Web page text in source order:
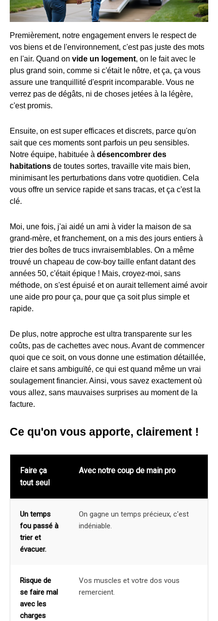
Premièrement, notre engagement envers le respect de
vos biens et de l'environnement, c'est pas juste des mots
en l'air. Quand on vide un logement, on le fait avec le
plus grand soin, comme si c'était le nôtre, et ça, ça vous
assure une tranquillité d'esprit incomparable. Vous ne
verrez pas de dégâts, ni de choses jetées à la légère,
c'est promis.
Ensuite, on est super efficaces et discrets, parce qu'on
sait que ces moments sont parfois un peu sensibles.
Notre équipe, habituée à désencombrer des
habitations de toutes sortes, travaille vite mais bien,
minimisant les perturbations dans votre quotidien. Cela
vous offre un service rapide et sans tracas, et ça c'est la
clé.
Moi, une fois, j'ai aidé un ami à vider la maison de sa
grand-mère, et franchement, on a mis des jours entiers à
trier des boîtes de trucs invraisemblables. On a même
trouvé un chapeau de cow-boy taille enfant datant des
années 50, c'était épique ! Mais, croyez-moi, sans
méthode, on s'est épuisé et on aurait tellement aimé avoir
une aide pro pour ça, pour que ça soit plus simple et
rapide.
De plus, notre approche est ultra transparente sur les
coûts, pas de cachettes avec nous. Avant de commencer
quoi que ce soit, on vous donne une estimation détaillée,
claire et sans ambiguïté, ce qui est quand même un vrai
soulagement financier. Ainsi, vous savez exactement où
vous allez, sans mauvaises surprises au moment de la
facture.
Ce qu'on vous apporte, clairement !
Faire ça
tout seul
Avec notre coup de main pro
Un temps
fou passé à
trier et
évacuer.
On gagne un temps précieux, c'est
indéniable.
Risque de
se faire mal
avec les
charges
Vos muscles et votre dos vous
remercient.